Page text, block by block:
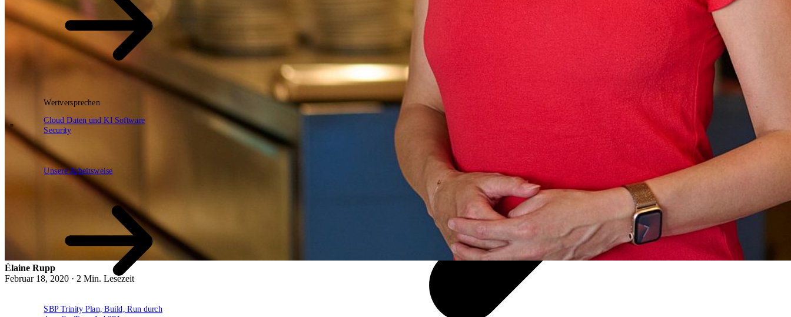
Wertversprechen
CloudDaten und KI Software
Security
Unsere Arbeitsweise
Unsere Arbeitsweise
SBP Trinity Plan, Build, Run durch
search
EN
\
Élaine Rupp
Februar 18, 2020 · 2 Min. Lesezeit